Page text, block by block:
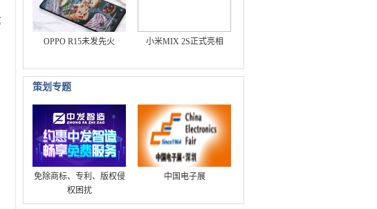
OPPO R15未发先火 小米MIX 2S正式亮相
策划专题
免除商标、专利、版权侵
权困扰
中国电子展